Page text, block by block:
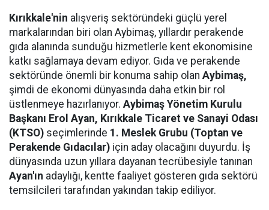
Kırıkkale'nin alışveriş sektöründeki güçlü yerel
markalarından biri olan Aybimaş, yıllardır perakende
gıda alanında sunduğu hizmetlerle kent ekonomisine
katkı sağlamaya devam ediyor. Gıda ve perakende
sektöründe önemli bir konuma sahip olan Aybimaş,
şimdi de ekonomi dünyasında daha etkin bir rol
üstlenmeye hazırlanıyor. Aybimaş Yönetim Kurulu
Başkanı Erol Ayan, Kırıkkale Ticaret ve Sanayi Odası
(KTSO) seçimlerinde 1. Meslek Grubu (Toptan ve
Perakende Gıdacılar) için aday olacağını duyurdu. İş
dünyasında uzun yıllara dayanan tecrübesiyle tanınan
Ayan'ın adaylığı, kentte faaliyet gösteren gıda sektörü
temsilcileri tarafından yakından takip ediliyor.